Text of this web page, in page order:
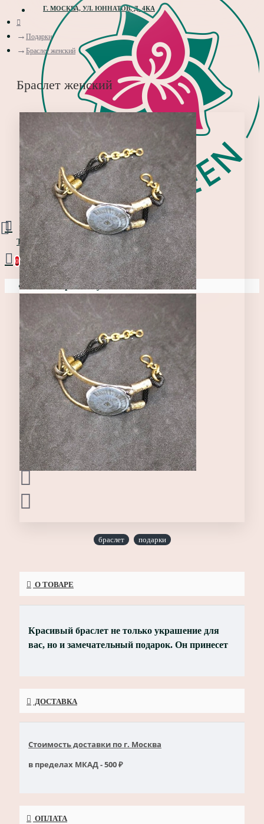
Г. МОСКВА, УЛ. ЮННАТОВ, Д. 4КА
Товаров 0 (0 руб.)
0
Ваша корзина пуста!
Подарки
Браслет женский
Браслет женский
браслет подарки
О ТОВАРЕ
Красивый браслет не только украшение для
вас, но и замечательный подарок. Он принесет
ДОСТАВКА
Стоимость доставки по г. Москва
в пределах МКАД - 500 ₽
ОПЛАТА